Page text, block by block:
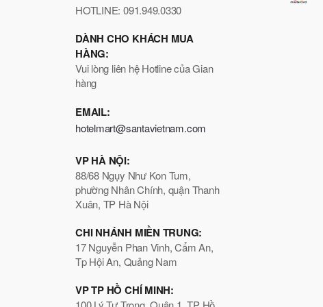
HOTLINE: 091.949.0330
DÀNH CHO KHÁCH MUA
HÀNG:
Vui lòng liên hệ Hotline của Gian
hàng
EMAIL:
hotelmart@santavietnam.com
VP HÀ NỘI:
88/68 Ngụy Như Kon Tum,
phường Nhân Chính, quận Thanh
Xuân, TP Hà Nội
CHI NHÁNH MIỀN TRUNG:
17 Nguyễn Phan Vinh, Cẩm An,
Tp Hội An, Quảng Nam
VP TP HỒ CHÍ MINH: